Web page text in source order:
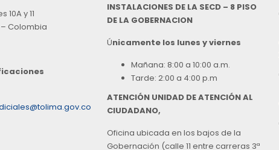
10A y 11
Colombia
INSTALACIONES DE LA SECD – 8 PISO
DE LA GOBERNACION
Únicamente los lunes y viernes
Mañana: 8:00 a 10:00 a.m.
Tarde: 2:00 a 4:00 p.m
ATENCIÓN UNIDAD DE ATENCIÓN AL
CIUDADANO,
Oficina ubicada en los bajos de la
Gobernación (calle 11 entre carreras 3ª